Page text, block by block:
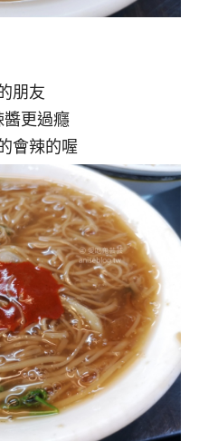
朋友
更過癮
會辣的喔